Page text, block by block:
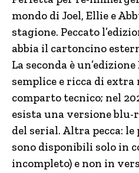
mondo di Joel, Ellie e
stagione. Peccato
abbia il cartoncino
La seconda è
semplice e ricca di extra
comparto tecnico; nel
esista una versione
del serial. Altra pecca:
sono disponibili solo in
incompleto) e non in